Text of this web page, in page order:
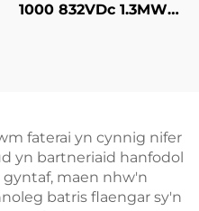
1000 832VDc 1.3MWh
faterai yn cynnig nifer
yn bartneriaid hanfodol
gyntaf, maen nhw'n
batris flaengar sy'n